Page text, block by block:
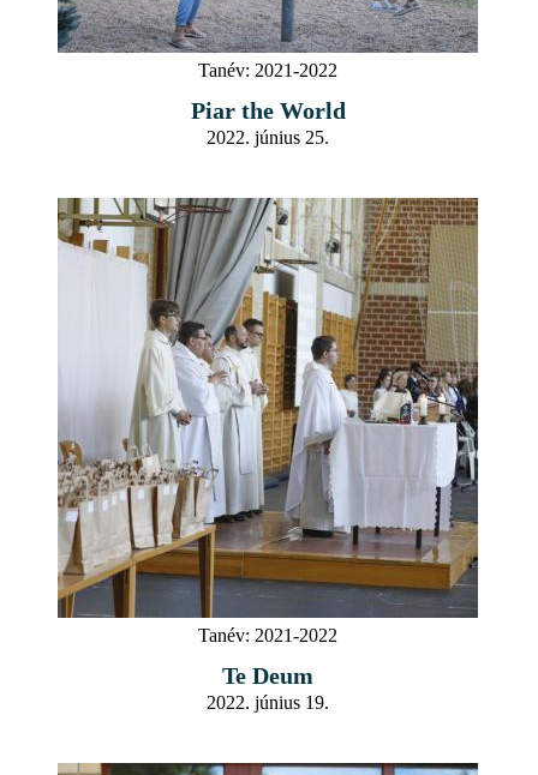
Tanév: 2021-2022
Piar the World
2022. június 25.
Tanév: 2021-2022
Te Deum
2022. június 19.